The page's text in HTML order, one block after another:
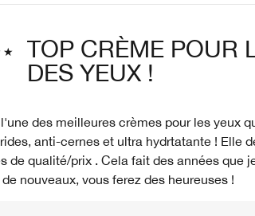
TOP CRÈME POUR
DES YEUX !
des meilleures crèmes pour les yeux
anti-cernes et ultra hydrtatante ! Elle
de qualité/prix . Cela fait des années que
nouveaux, vous ferez des heureuses !